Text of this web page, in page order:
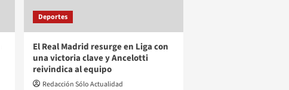
Deportes
El Real Madrid resurge en Liga con
una victoria clave y Ancelotti
reivindica al equipo
Redacción Sólo Actualidad